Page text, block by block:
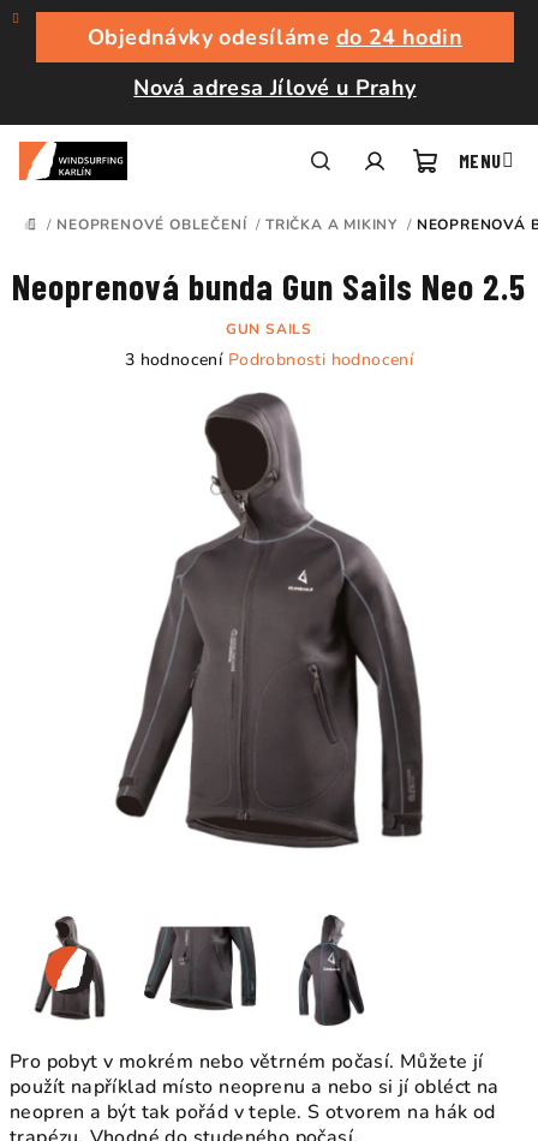
Přejít
obsah
Objednávky odesíláme do 24 hodin
Nová adresa Jílové u Prahy
košík
DOMŮ
/ NEOPRENOVÉ OBLEČENÍ / TRIČKA A MIKINY / NEOPRENOVÁ
Pro pobyt v mokrém nebo větrném počasí. Můžete jí
použít například místo neoprenu a nebo si jí obléct na
neopren a být tak pořád v teple. S otvorem na hák od
Neoprenová bunda Gun Sails Neo 2.5
GUN SAILS
Průměrné
3 hodnocení Podrobnosti hodnocení